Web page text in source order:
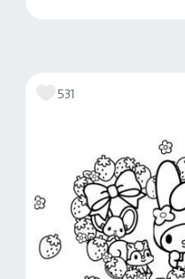
531